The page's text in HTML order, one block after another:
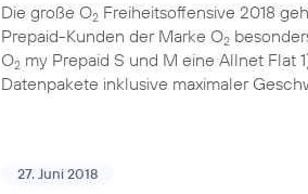
Die große O2 Freiheitsoffensive 2018
Prepaid-Kunden der Marke O2
O2 my Prepaid S und M eine Allnet Flat
Datenpakete inklusive maximaler
27. Juni 2018